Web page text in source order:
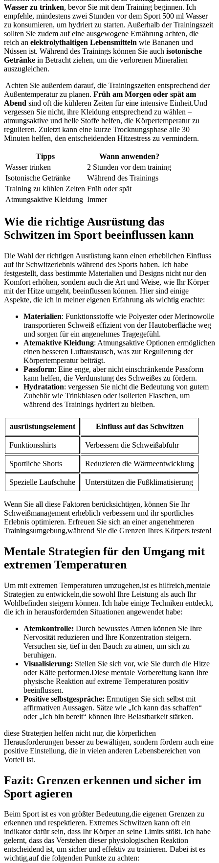
Wasser zu trinken, bevor Sie mit⁢ dem​ Training beginnen.‍ Ich
empfehle, mindestens ​zwei Stunden vor dem Sport 500 ml Wasser
zu‌ konsumieren, um hydriert zu starten. Außerhalb der Trainingszeit
sollten Sie zudem auf⁤ eine ausgewogene Ernährung achten, die
reich an elektrolythaltigen Lebensmitteln wie Bananen und
Nüssen ist. ‌Während des Trainings können Sie ‍auch isotonische
Getränke in Betracht ziehen, um⁢ die verlorenen Mineralien
auszugleichen.
‌ Achten Sie außerdem darauf, die Trainingszeiten entsprechend der
Außentemperatur zu planen. Früh am Morgen oder‌ spät ⁤am ​
Abend sind oft die kühleren Zeiten ⁣für ⁣eine intensive ‍Einheit.Und
vergessen Sie nicht, ihre Kleidung entsprechend zu‌ wählen ⁤–
atmungsaktive und helle Stoffe helfen, die Körpertemperatur zu
regulieren. Zuletzt kann eine kurze ​Trocknungsphase alle 30
Minuten helfen, den entscheidenden Hitzestress zu vermindern.
Tipps
Wann⁤ anwenden?
Wasser trinken
2 Stunden vor dem training
Isotonische Getränke
Während des Trainings
Training zu kühlen ⁣Zeiten Früh ​oder ‍spät
Atmungsaktive Kleidung Immer
Wie die richtige ⁢Ausrüstung das
Schwitzen ⁢im⁢ Sport beeinflussen kann
Die Wahl der richtigen⁤ Ausrüstung kann einen erheblichen Einfluss
auf ​ihr Schwitzerlebnis während ​des Sports haben. Ich habe
festgestellt, dass bestimmte Materialien und Designs nicht nur den
Komfort erhöhen, sondern ⁤auch die Art und Weise, wie Ihr Körper
‍mit der Hitze umgeht, beeinflussen können. Hier sind einige
‌Aspekte, die ich in meiner eigenen Erfahrung als wichtig erachte:
Materialien: Funktionsstoffe wie Polyester ‌oder Merinowolle
transportieren Schweiß effizient von der‍ Hautoberfläche weg
und sorgen für ein⁣ angenehmes Tragegefühl.
Atemaktive‍ Kleidung: Atmungsaktive Optionen ermöglichen
‌einen besseren Luftaustausch, was⁤ zur Regulierung der
Körpertemperatur ⁢beiträgt.
Passform: Eine enge, ⁤aber nicht einschränkende Passform
kann helfen, die Verdunstung des Schweißes zu fördern.
Hydratation: vergessen Sie nicht die Bedeutung von gutem
Zubehör wie Trinkblasen oder isolierten Flaschen, um
während⁣ des Trainings hydriert zu bleiben.
ausrüstungselement Einfluss auf ⁢das Schwitzen
Funktionsshirts Verbessern ​die Schweißabfuhr
Sportliche Shorts Reduzieren⁢ die ⁤Wärmeentwicklung
Spezielle Laufschuhe Unterstützen die Fußklimatisierung
Wenn Sie all diese Faktoren berücksichtigen, können Sie Ihr ​
Schweißmanagement erheblich verbessern und ihr ⁤sportliches
Erlebnis optimieren. Erfreuen Sie⁤ sich an einer angenehmeren​
Trainingsumgebung,während Sie ‍die Grenzen⁢ Ihres Körpers ⁤testen!
Mentale ‍Strategien‌ für den Umgang mit
extremen⁢ Temperaturen
Um ⁤mit extremen Temperaturen umzugehen,ist es hilfreich,mentale
Strategien zu entwickeln,die sowohl Ihre Leistung als‍ auch Ihr
Wohlbefinden steigern können. Ich habe⁣ einige Techniken​ entdeckt,
die ich in‌ herausfordernden Situationen angewendet habe:
Atemkontrolle: Durch bewusstes Atmen können Sie Ihre⁢
Nervosität reduzieren und⁣ Ihre Konzentration steigern.
Versuchen sie, tief in⁢ den‌ Bauch zu atmen, um sich zu
beruhigen.
Visualisierung: Stellen‌ Sie sich vor, wie‌ Sie durch die Hitze
oder ​Kälte performen.Diese mentale Vorbereitung kann Ihre
physische Reaktion⁢ auf extreme⁤ Temperaturen ⁤positiv
beeinflussen.
Positive selbstgespräche: Ermutigen Sie sich selbst mit
‍affirmativen Aussagen. ‍Sätze wie „Ich kann das schaffen“
⁤oder „Ich bin bereit“ können Ihre Belastbarkeit stärken.
diese Strategien helfen nicht⁤ nur, die‌ körperlichen⁢
Herausforderungen besser⁢ zu bewältigen, ⁣sondern‍ fördern auch‌ eine
positive Einstellung, die in vielen ⁤anderen Lebensbereichen von
Vorteil ist.
Fazit: Grenzen erkennen⁤ und sicher im
Sport agieren
Beim ‌Sport‌ ist es von ‍größter ‌Bedeutung,die eigenen Grenzen zu
erkennen⁤ und⁣ respektieren. Extremes Schwitzen kann oft‌ ein
indikator ⁣dafür ⁤sein, dass⁣ Ihr Körper​ an seine Limits stößt. Ich habe
gelernt, dass das Verstehen dieser physiologischen ⁤Reaktion
entscheidend ist,‍ um sicher​ und effektiv zu trainieren. Dabei ist ​es‍
wichtig,auf die folgenden Punkte zu achten: